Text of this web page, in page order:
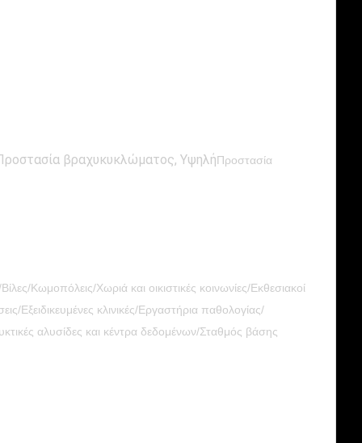
βραχυκυκλώματος, ΥψηλήΠροστασία
Κωμοπόλεις/Χωριά και οικιστικές κοινωνίες/Εκθεσιακοί
Εξειδικευμένες κλινικές/Εργαστήρια παθολογίας/
αλυσίδες και κέντρα δεδομένων/Σταθμός βάσης